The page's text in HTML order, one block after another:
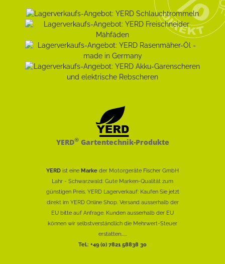
YERD®Gartentechnik-Produkte
YERD ist eine Marke der Motorgeräte Fischer GmbH
Lahr - Schwarzwald: Gute Marken-Qualität zum
günstigen Preis. YERD Lagerverkauf: Kaufen Sie jetzt
direkt im YERD Online Shop. Versand ausserhalb der
EU bitte auf Anfrage. Kunden ausserhalb der EU
können wir selbstverständlich die Mehrwert-Steuer
erstatten......
Tel.: +49 (0) 7821 58838 30